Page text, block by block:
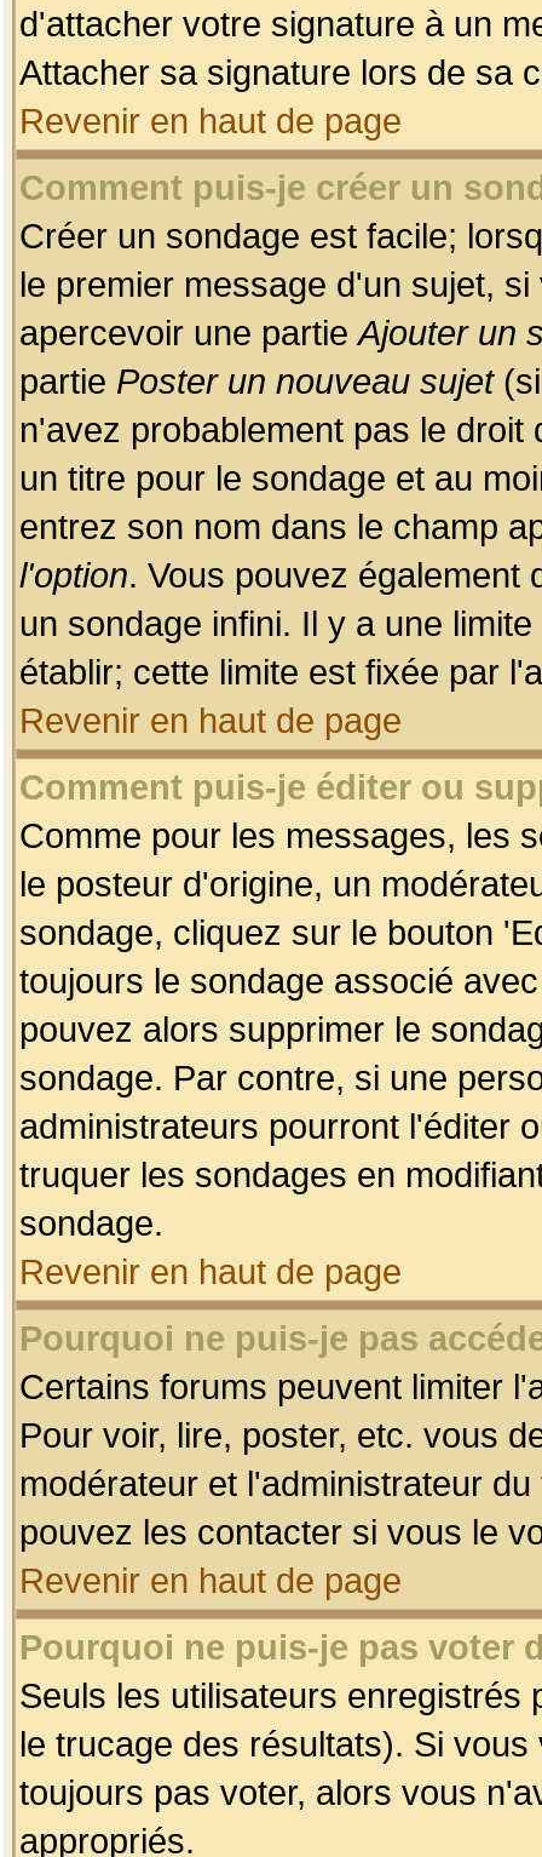
d'attacher votre signature à un
Attacher sa signature lors de sa
Revenir en haut de page
Comment puis-je créer un
Créer un sondage est facile;
le premier message d'un sujet,
apercevoir une partieAjouter un
partie Poster un nouveau sujet(si
n'avez probablement pas le
un titre pour le sondage et au
entrez son nom dans le champ
l'option. Vous pouvez également
un sondage infini. Il y a une
établir; cette limite est fixée par
Revenir en haut de page
Comment puis-je éditer ou
Comme pour les messages, les
le posteur d'origine, un
sondage, cliquez sur le bouton
toujours le sondage associé
pouvez alors supprimer le
sondage. Par contre, si une
administrateurs pourront l'éditer
truquer les sondages en
sondage.
Revenir en haut de page
Pourquoi ne puis-je pas
Certains forums peuvent limiter
Pour voir, lire, poster, etc. vous
modérateur et l'administrateur
pouvez les contacter si vous le
Revenir en haut de page
Pourquoi ne puis-je pas voter
Seuls les utilisateurs enregistrés
le trucage des résultats). Si
toujours pas voter, alors vous
appropriés.